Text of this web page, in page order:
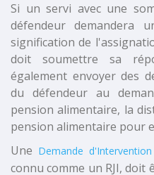
Si un servi avec une
défendeur demandera
signification de
doit soumettre sa
également envoyer des
du défendeur au
pension alimentaire, la
pension alimentaire pour
Une Demande d'Intervention
connu comme un RJI, doit